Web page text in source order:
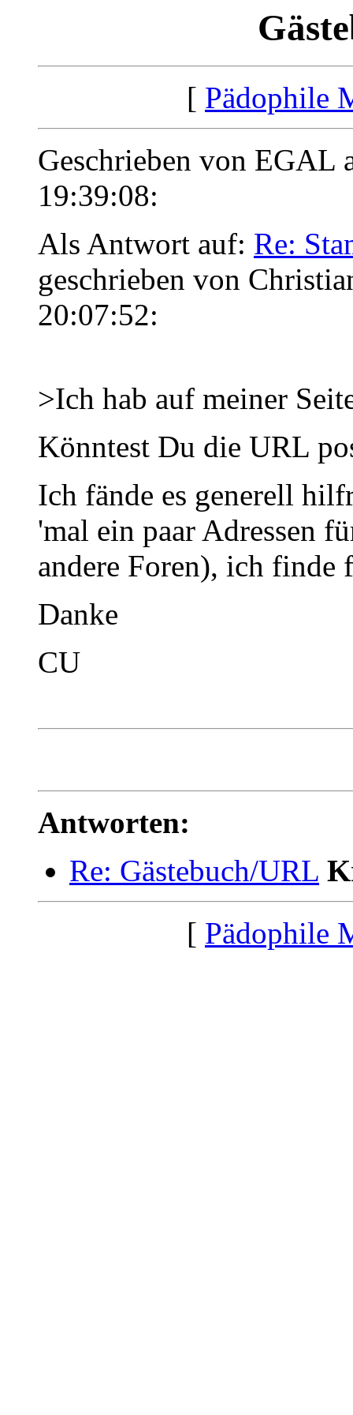
[ Pädophile
Geschrieben von EGAL
19:39:08:
Als Antwort auf: Re:
geschrieben von
20:07:52:
>Ich hab auf meiner
Könntest Du die URL
Ich fände es generell
'mal ein paar Adressen
andere Foren), ich finde
Danke
CU
Antworten:
Re: Gästebuch/URL
[ Pädophile